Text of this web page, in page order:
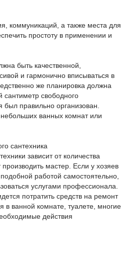
коммуникаций, а также места для
простоту в применении и
быть качественной,
и гармонично вписываться в
же планировка должна
сантиметр свободного
правильно организован.
ванных комнат или
сантехника
зависит от количества
мастер. Если у хозяев
работой самостоятельно,
услугами профессионала.
потратить средств на ремонт
в ванной комнате, туалете, многие
действия